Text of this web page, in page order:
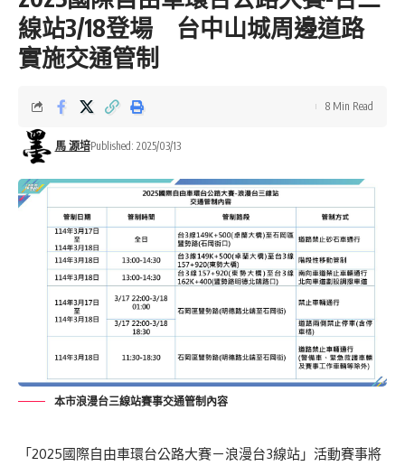
線站3/18登場 台中山城周邊道路
實施交通管制
馬 源培Published: 2025/03/13
8 Min Read
本市浪漫台三線站賽事交通管制內容
「2025國際自由車環台公路大賽－浪漫台3線站」活動賽事將